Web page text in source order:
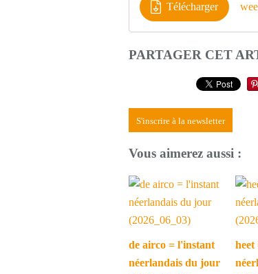
Télécharger
PARTAGER CET
S'inscrire à la newsletter
Vous aimerez aussi :
de airco = l'instant
néerlandais du jour